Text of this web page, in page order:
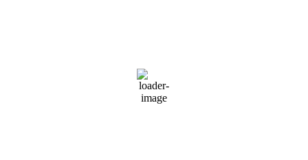
35 %
Wind Gust: 0 mph